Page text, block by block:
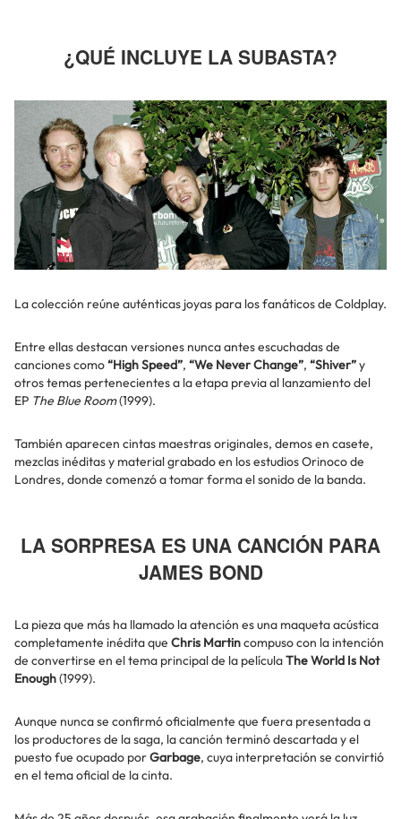
¿QUÉ INCLUYE LA SUBASTA?
La colección reúne auténticas joyas para los fanáticos de Coldplay.
Entre ellas destacan versiones nunca antes escuchadas de
canciones como“High Speed”, “We Never Change”, “Shiver”y
otros temas pertenecientes a la etapa previa al lanzamiento del
EP The Blue Room(1999).
También aparecen cintas maestras originales, demos en casete,
mezclas inéditas y material grabado en los estudios Orinoco de
Londres, donde comenzó a tomar forma el sonido de la banda.
LA SORPRESA ES UNA CANCIÓN PARA
JAMES BOND
La pieza que más ha llamado la atención es una maqueta acústica
completamente inédita que Chris Martincompuso con la intención
de convertirse en el tema principal de la películaThe World Is Not
Enough(1999).
Aunque nunca se confirmó oficialmente que fuera presentada a
los productores de la saga, la canción terminó descartada y el
puesto fue ocupado porGarbage, cuya interpretación se convirtió
en el tema oficial de la cinta.